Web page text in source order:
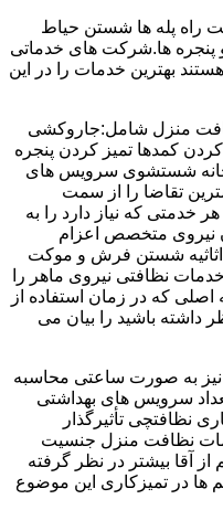
راه پله ها شستن حیاط
ها.شرکت های خدماتی
بهترین خدمات را در این
منزل شامل:جاروکشی
کمدها تمیز کردن پنجره
شستشوی سرویس های
تقاضا را از سمت
خدمتی که نیاز دارد را به
نیروی متخصص اعزام
اثاثیه شستن فرش و موکت
نظافتی نیروی ماهر را
اصلی که در زمان استفاده از
داشته باشید را بیان می
به صورت ساعتی محاسبه
سرویس های بهداشتی
نظافتچی تأثیرگذار
نظافت منزل جنسیت
آقا بیشتر در نظر گرفته
ها در تمیزکاری این موضوع